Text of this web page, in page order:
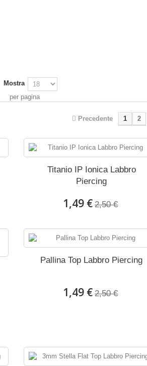
Mostra
per pagina
Precedente 1 2
Titanio IP Ionica Labbro
Piercing
1,49 € 2,50 €
Pallina Top Labbro Piercing
1,49 € 2,50 €